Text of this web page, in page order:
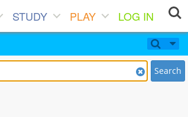
STUDY PLAY
LOG IN
Search